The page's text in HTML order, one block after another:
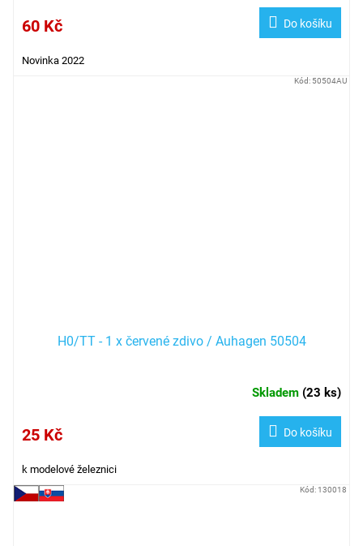
60 Kč Do košíku
Novinka 2022
H0/TT - 1 x červené zdivo / Auhagen 50504
Skladem (23 ks)
25 Kč Do košíku
k modelové železnici
Kód: 50504AU
Kód: 130018